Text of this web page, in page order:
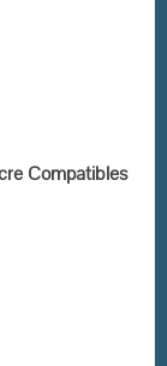
Compatibles